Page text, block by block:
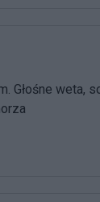
Głośne weta,